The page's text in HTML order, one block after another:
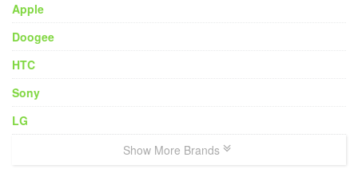
Apple
Doogee
HTC
Sony
LG
Show More Brands